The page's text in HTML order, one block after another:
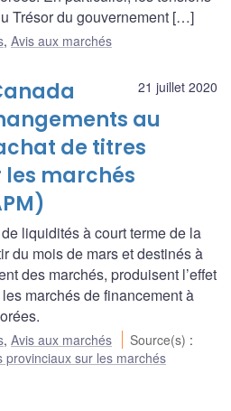
Trésor du gouvernement […]
, Avis aux marchés
21 juillet 2020
au
de titres
marchés
liquidités à court terme de la
du mois de mars et destinés à
des marchés, produisent l’effet
marchés de financement à
, Avis aux marchés Source(s) :
provinciaux sur les marchés